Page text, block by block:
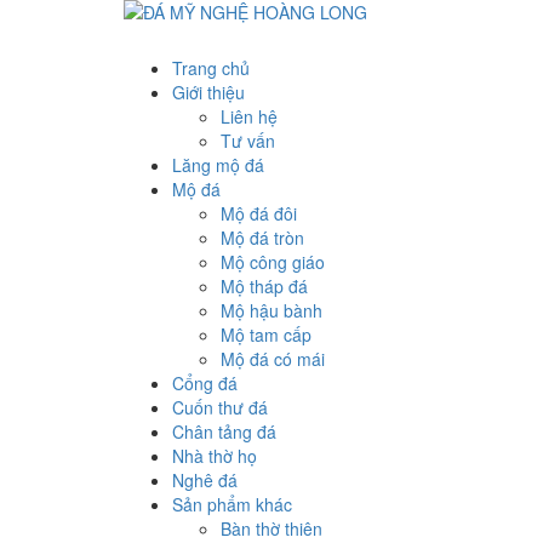
Trang chủ
Giới thiệu
Liên hệ
Tư vấn
Lăng mộ đá
Mộ đá
Mộ đá đôi
Mộ đá tròn
Mộ công giáo
Mộ tháp đá
Mộ hậu bành
Mộ tam cấp
Mộ đá có mái
Cổng đá
Cuốn thư đá
Chân tảng đá
Nhà thờ họ
Nghê đá
Sản phẩm khác
Bàn thờ thiên